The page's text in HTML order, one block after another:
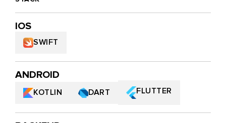
IOS
SWIFT
ANDROID
KOTLIN DART FLUTTER